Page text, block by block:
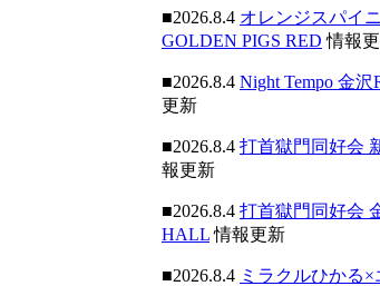
■2026.8.4 オレンジスパイ
GOLDEN PIGS RED 情報
■2026.8.4 Night Tempo 金沢
更新
■2026.8.4 打首獄門同好会
報更新
■2026.8.4 打首獄門同好会
HALL情報更新
■2026.8.4 ミラクルひかる×